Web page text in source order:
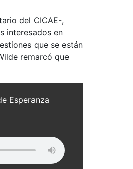
del CICAE-,
interesados en
que se están
remarcó que
Esperanza